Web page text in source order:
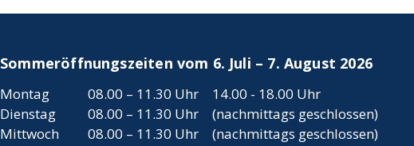
Sommeröffnungszeiten vom 6. Juli – 7. August 2026
Montag 08.00 – 11.30 Uhr
14.00 - 18.00 Uhr
Dienstag 08.00 – 11.30 Uhr
(nachmittags geschlossen)
Mittwoch 08.00 – 11.30 Uhr
(nachmittags geschlossen)